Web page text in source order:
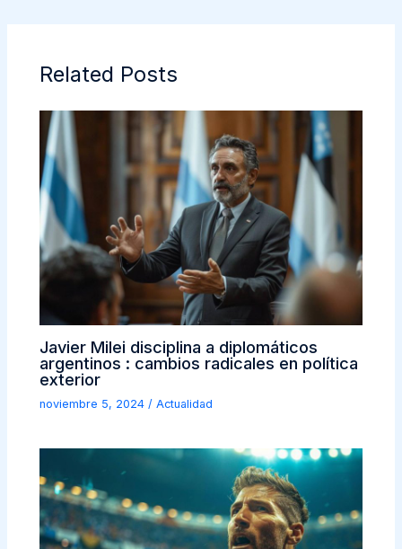
Related Posts
Javier Milei disciplina a diplomáticos
argentinos : cambios radicales en política
exterior
noviembre 5, 2024 /Actualidad